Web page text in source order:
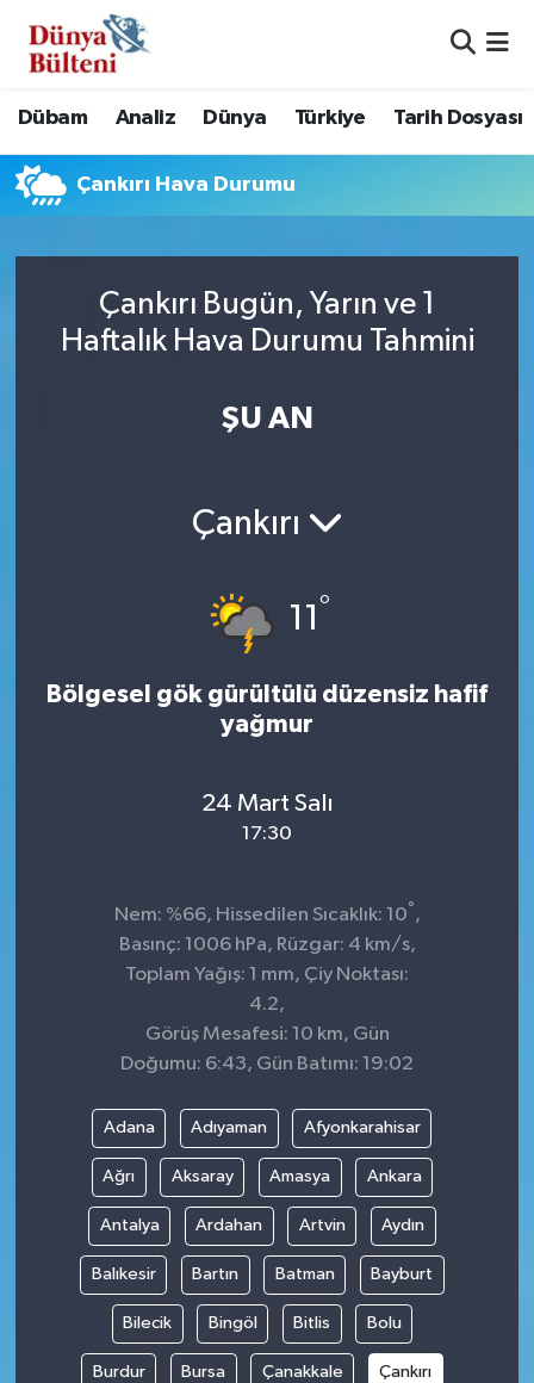
Dübam Analiz Dünya Türkiye Tarih Dosyası
Çankırı Hava Durumu
Çankırı Bugün, Yarın ve 1
Haftalık Hava Durumu Tahmini
ŞU AN
Çankırı
11 °
Bölgesel gök gürültülü düzensiz hafif
yağmur
24 Mart Salı
17:30
Nem: %66, Hissedilen Sıcaklık: 10° ,
Basınç: 1006 hPa, Rüzgar: 4 km/s,
Toplam Yağış: 1 mm, Çiy Noktası:
4.2,
Görüş Mesafesi: 10 km, Gün
Doğumu: 6:43, Gün Batımı: 19:02
Adana Adıyaman Afyonkarahisar
Ağrı Aksaray Amasya Ankara
Antalya Ardahan Artvin Aydın
Balıkesir Bartın Batman Bayburt
Bilecik Bingöl Bitlis Bolu
Burdur Bursa Çanakkale Çankırı
Hava Durumu
Namaz Vakitleri
Süper Lig Puan Durumu ve Fikstür